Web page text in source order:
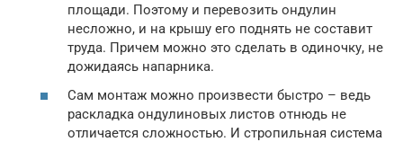
площади. Поэтому и перевозить ондулин
несложно, и на крышу его поднять не составит
труда. Причем можно это сделать в одиночку, не
дожидаясь напарника.
Сам монтаж можно произвести быстро – ведь
раскладка ондулиновых листов отнюдь не
отличается сложностью. И стропильная система